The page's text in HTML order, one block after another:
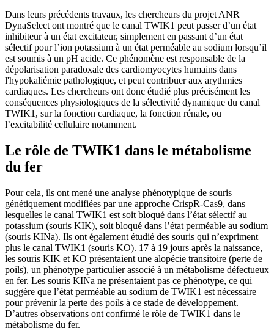
Dans leurs précédents travaux, les chercheurs du projet ANR
DynaSelect ont montré que le canal TWIK1 peut passer d’un état
inhibiteur à un état excitateur, simplement en passant d’un état
sélectif pour l’ion potassium à un état perméable au sodium lorsqu’il
est soumis à un pH acide. Ce phénomène est responsable de la
dépolarisation paradoxale des cardiomyocytes humains dans
l'hypokaliémie pathologique, et peut contribuer aux arythmies
cardiaques. Les chercheurs ont donc étudié plus précisément les
conséquences physiologiques de la sélectivité dynamique du canal
TWIK1, sur la fonction cardiaque, la fonction rénale, ou
l’excitabilité cellulaire notamment.
Le rôle de TWIK1 dans le métabolisme
du fer
Pour cela, ils ont mené une analyse phénotypique de souris
génétiquement modifiées par une approche CrispR-Cas9, dans
lesquelles le canal TWIK1 est soit bloqué dans l’état sélectif au
potassium (souris KIK), soit bloqué dans l’état perméable au sodium
(souris KINa). Ils ont également étudié des souris qui n’expriment
plus le canal TWIK1 (souris KO). 17 à 19 jours après la naissance,
les souris KIK et KO présentaient une alopécie transitoire (perte de
poils), un phénotype particulier associé à un métabolisme défectueux
en fer. Les souris KINa ne présentaient pas ce phénotype, ce qui
suggère que l’état perméable au sodium de TWIK1 est nécessaire
pour prévenir la perte des poils à ce stade de développement.
D’autres observations ont confirmé le rôle de TWIK1 dans le
métabolisme du fer.